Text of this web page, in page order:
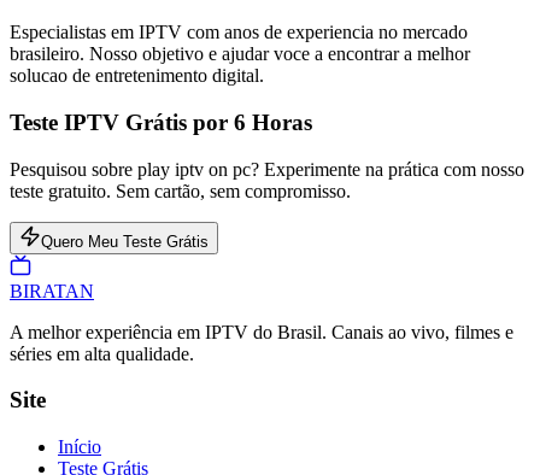
Especialistas em IPTV com anos de experiencia no mercado
brasileiro. Nosso objetivo e ajudar voce a encontrar a melhor
solucao de entretenimento digital.
Teste IPTV Grátis por 6 Horas
Pesquisou sobre play iptv on pc? Experimente na prática com nosso
teste gratuito. Sem cartão, sem compromisso.
Quero Meu Teste Grátis
BIRATAN
A melhor experiência em IPTV do Brasil. Canais ao vivo, filmes e
séries em alta qualidade.
Site
Início
Teste Grátis